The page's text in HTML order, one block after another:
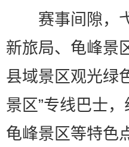
赛事间隙，弋
新旅局、龟峰景
县域景区观光绿
景区”专线巴士
龟峰景区等特色